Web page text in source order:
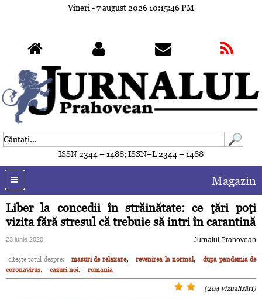
Vineri - 7 august 202610:15:49 PM
ISSN 2344 – 1488; ISSN–L 2344 – 1488
Magazin
Liber la concedii în străinătate: ce ţări poţi
vizita fără stresul că trebuie să intri în carantină
23 iunie 2020 Jurnalul Prahovean
citeşte totul despre: masuri de relaxare, revenirea la normal,
dupa pandemia de
coronavirus, cazuri noi, romania
(204 vizualizări)